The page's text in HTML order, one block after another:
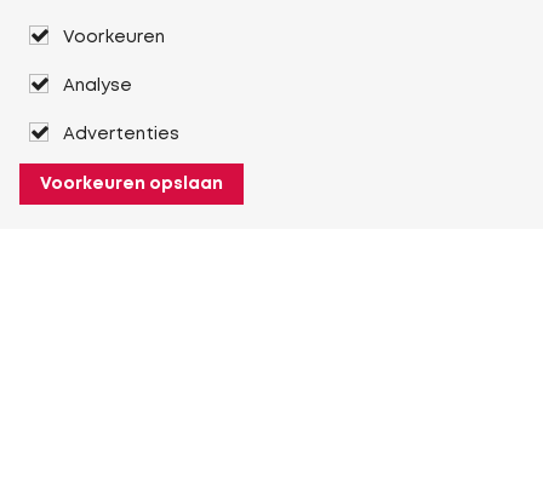
Voorkeuren
Analyse
Advertenties
Voorkeuren opslaan